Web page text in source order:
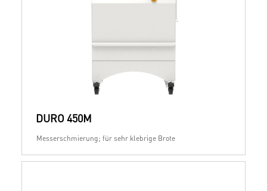
DURO 450M
Messerschmierung; für sehr klebrige Brote